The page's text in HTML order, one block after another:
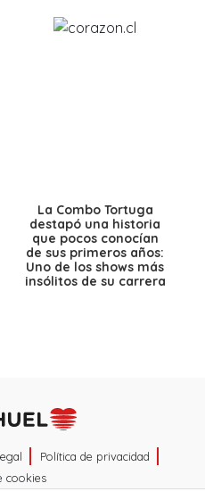
La Combo Tortuga
destapó una historia
que pocos conocían
de sus primeros años:
Uno de los shows más
insólitos de su carrera
Política de privacidad
cookies